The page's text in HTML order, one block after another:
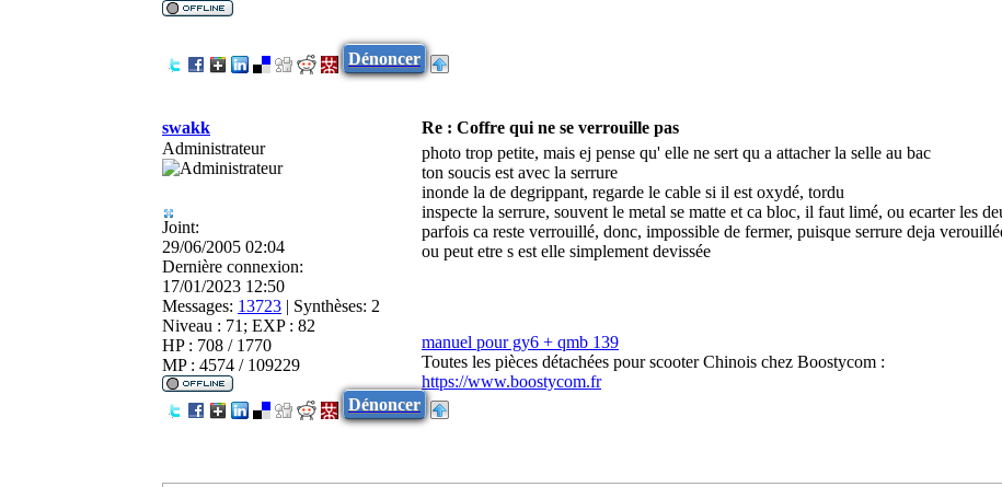
Dénoncer
swakk Re : Coffre qui ne se verrouille pas
Administrateur
Joint:
29/06/2005 02:04
Dernière connexion:
17/01/2023 12:50
Messages: 13723 | Synthèses: 2
Niveau : 71; EXP : 82
HP : 708 / 1770
MP : 4574 / 109229
photo trop petite, mais ej pense qu' elle ne sert qu a attacher la selle au bac
ton soucis est avec la serrure
inonde la de degrippant, regarde le cable si il est oxydé, tordu
inspecte la serrure, souvent le metal se matte et ca bloc, il faut limé, ou ecarter les
parfois ca reste verrouillé, donc, impossible de fermer, puisque serrure deja
ou peut etre s est elle simplement devissée
manuel pour gy6 + qmb 139
Toutes les pièces détachées pour scooter Chinois chez Boostycom :
https://www.boostycom.fr
Dénoncer